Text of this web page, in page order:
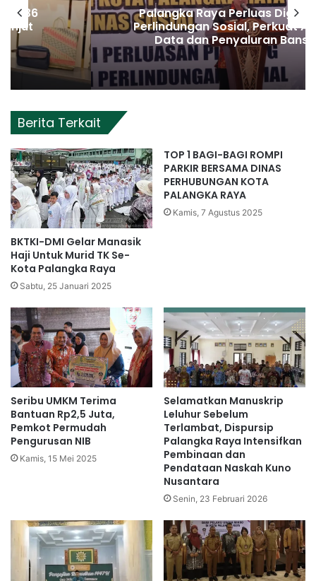
Palangka Raya Perluas Digitalisasi
Perlindungan Sosial, Perkuat Akurasi
Data dan Penyaluran Bansos
Berita Terkait
BKTKI-DMI Gelar Manasik
Haji Untuk Murid TK Se-
Kota Palangka Raya
Sabtu, 25 Januari 2025
TOP 1 BAGI-BAGI ROMPI
PARKIR BERSAMA DINAS
PERHUBUNGAN KOTA
PALANGKA RAYA
Kamis, 7 Agustus 2025
Seribu UMKM Terima
Bantuan Rp2,5 Juta,
Pemkot Permudah
Pengurusan NIB
Kamis, 15 Mei 2025
Selamatkan Manuskrip
Leluhur Sebelum
Terlambat, Dispursip
Palangka Raya Intensifkan
Pembinaan dan
Pendataan Naskah Kuno
Nusantara
Senin, 23 Februari 2026